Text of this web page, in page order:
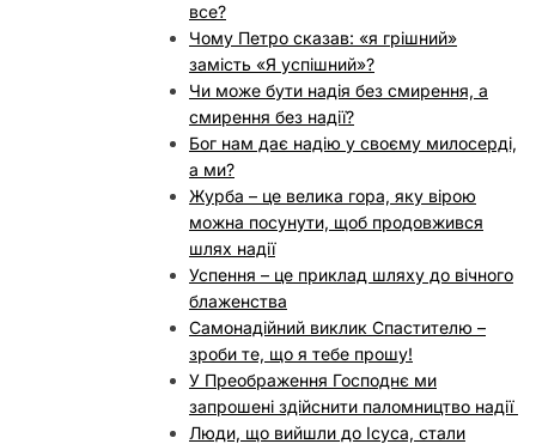
все?
Чому Петро сказав: «я грішний»
замість «Я успішний»?
Чи може бути надія без смирення, а
смирення без надії?
Бог нам дає надію у своєму милосерді,
а ми?
Журба – це велика гора, яку вірою
можна посунути, щоб продовжився
шлях надії
Успення – це приклад шляху до вічного
блаженства
Самонадійний виклик Спастителю –
зроби те, що я тебе прошу!
У Преображення Господнє ми
запрошені здійснити паломництво надії
Люди, що вийшли до Ісуса, стали